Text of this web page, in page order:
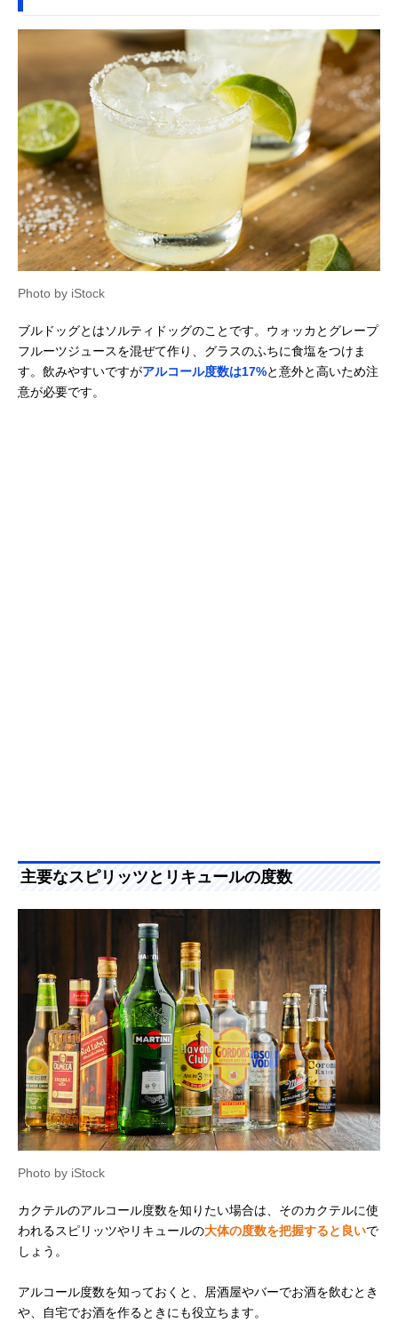
Photo by iStock
ブルドッグとはソルティドッグのことです。ウォッカとグレープ
フルーツジュースを混ぜて作り、グラスのふちに食塩をつけま
す。飲みやすいですがアルコール度数は17%と意外と高いため注
意が必要です。
主要なスピリッツとリキュールの度数
Photo by iStock
カクテルのアルコール度数を知りたい場合は、そのカクテルに使
われるスピリッツやリキュールの大体の度数を把握すると良いで
しょう。
アルコール度数を知っておくと、居酒屋やバーでお酒を飲むとき
や、自宅でお酒を作るときにも役立ちます。